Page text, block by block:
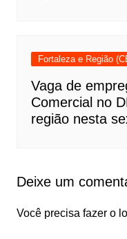
Fortaleza e Região
Vaga de
Comercial no
região nesta
Deixe um
Você precisa fazer o